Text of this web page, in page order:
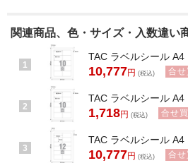
関連商品、色・サイズ・入数違い
1
TAC ラベルシール
10,777円 (税込) 合せ
2
TAC ラベルシール
1,718円 (税込) 合せ
3
TAC ラベルシール
10,777円 (税込) 合せ